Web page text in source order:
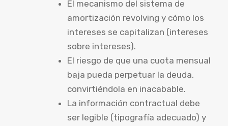
El mecanismo del sistema de
amortización revolving y cómo los
intereses se capitalizan (intereses
sobre intereses).
El riesgo de que una cuota mensual
baja pueda perpetuar la deuda,
convirtiéndola en inacabable.
La información contractual debe
ser legible (tipografía adecuado) y